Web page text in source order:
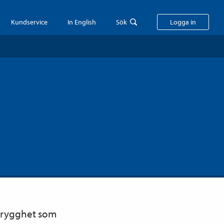
Kundservice In English Sök Logga in
som